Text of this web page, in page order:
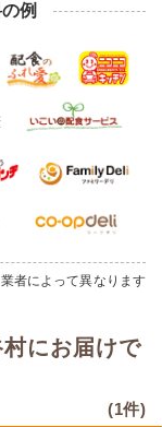
例
者によって異なります
にお届けで
(1件)